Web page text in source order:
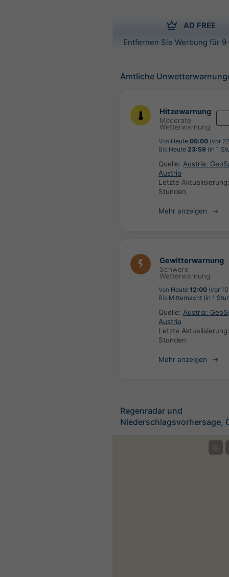
AD FREE
Entfernen Sie Werbung für
Amtliche
Hitzewarnung
Moderate
Wetterwarnung
Von Heute 00:00 (vor
Bis Heute 23:59 (in 1
Quelle: Austria:
Austria
Letzte
Stunden
Mehr anzeigen
Gewitterwarnung
Schwere
Wetterwarnung
Von Heute 12:00 (vor
Bis Mitternacht (in 1
Quelle: Austria:
Austria
Letzte
Stunden
Mehr anzeigen
Regenradar und
Niederschlagsvorhersage,
©